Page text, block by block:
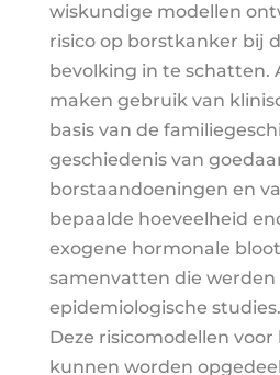
wiskundige modellen
risico op borstkanker bij
bevolking in te schatten.
maken gebruik van
basis van de
geschiedenis van
borstaandoeningen en
bepaalde hoeveelheid
exogene hormonale
samenvatten die
epidemiologische studies.
Deze risicomodellen
kunnen worden